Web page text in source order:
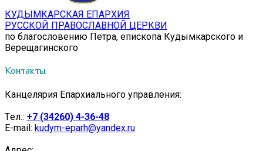
КУДЫМКАРСКАЯ ЕПАРХИЯ
РУССКОЙ ПРАВОСЛАВНОЙ ЦЕРКВИ
по благословению Петра, епископа Кудымкарского и
Верещагинского
Контакты
Канцелярия Епархиального управления:
Tел.: +7 (34260) 4-36-48
E-mail: kudym-eparh@yandex.ru